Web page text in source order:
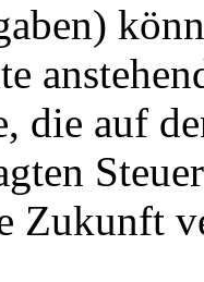
die auf
Zukunft